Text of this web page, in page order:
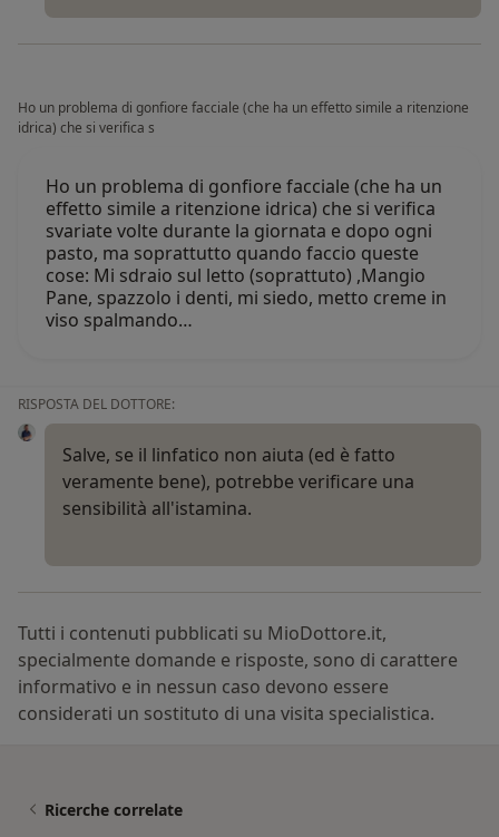
Ho un problema di gonfiore facciale (che ha un effetto simile a ritenzione
idrica) che si verifica s
Ho un problema di gonfiore facciale (che ha un
effetto simile a ritenzione idrica) che si verifica
svariate volte durante la giornata e dopo ogni
pasto, ma soprattutto quando faccio queste
cose: Mi sdraio sul letto (soprattuto) ,Mangio
Pane, spazzolo i denti, mi siedo, metto creme in
viso spalmando…
RISPOSTA DEL DOTTORE:
Salve, se il linfatico non aiuta (ed è fatto
veramente bene), potrebbe verificare una
sensibilità all'istamina.
Tutti i contenuti pubblicati su MioDottore.it,
specialmente domande e risposte, sono di carattere
informativo e in nessun caso devono essere
considerati un sostituto di una visita specialistica.
Ricerche correlate